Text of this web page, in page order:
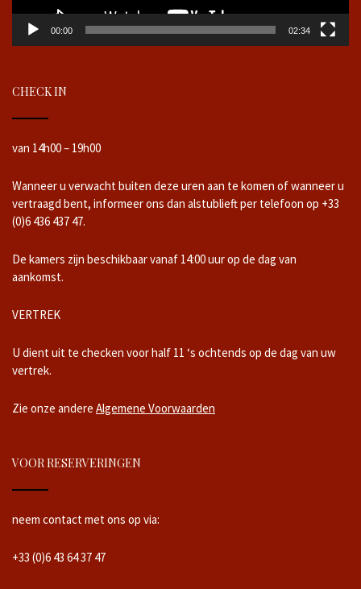
00:00 02:34
CHECK IN
van 14h00 – 19h00
Wanneer u verwacht buiten deze uren aan te komen of wanneer u
vertraagd bent, informeer ons dan alstublieft per telefoon op +33
(0)6 436 437 47.
De kamers zijn beschikbaar vanaf 14:00 uur op de dag van
aankomst.
VERTREK
U dient uit te checken voor half 11 ‘s ochtends op de dag van uw
vertrek.
Zie onze andere Algemene Voorwaarden
VOOR RESERVERINGEN
neem contact met ons op via:
+33 (0)6 43 64 37 47